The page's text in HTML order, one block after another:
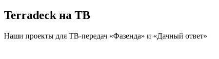
Terradeck на ТВ
Наши проекты для ТВ-передач «Фазенда» и «Дачный ответ»